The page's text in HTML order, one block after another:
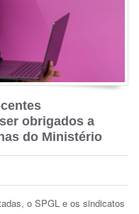
obrigados a
do Ministério
o SPGL e os sindicatos